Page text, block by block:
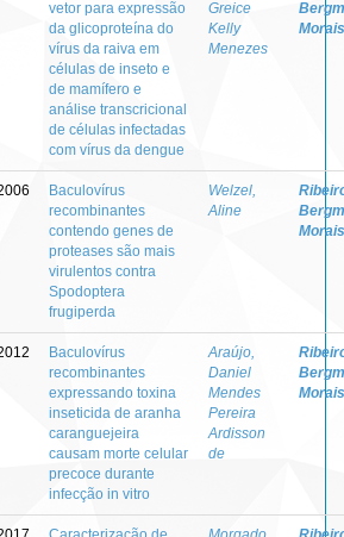
vetor para expressão
da glicoproteína do
vírus da raiva em
células de inseto e
de mamífero e
análise transcricional
de células infectadas
com vírus da dengue
Greice
Kelly
Menezes
Morais
Baculovírus
recombinantes
contendo genes de
proteases são mais
virulentos contra
Spodoptera
frugiperda
Welzel,
Aline
Morais
Baculovírus
recombinantes
expressando toxina
inseticida de aranha
caranguejeira
causam morte celular
precoce durante
infecção in vitro
Araújo,
Daniel
Mendes
Pereira
Ardisson
de
Morais